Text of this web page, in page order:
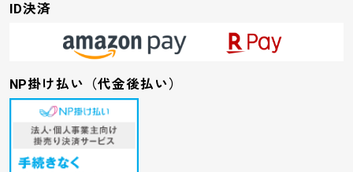
ID決済
NP掛け払い（代金後払い）